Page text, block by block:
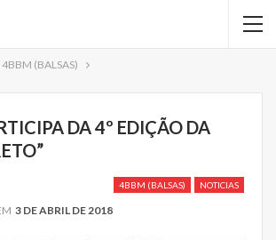
4BBM (BALSAS)
DA 4º EDIÇÃO DA
4BBM (BALSAS) NOTICIAS
3 DE ABRIL DE 2018